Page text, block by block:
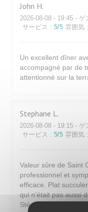
John H
2026-08-08 - 19:45 - ゲ
サービス : 5/5 雰囲気 :
Un excellent dîner
accompagné par de
attentionné sur la
Stephane L
2026-08-08 - 19:15 - ゲ
サービス : 5/5 雰囲気 :
Valeur sûre de Saint
professionnel et
efficace. Plat
qui n'était pas aussi
Stéphane Stéphane